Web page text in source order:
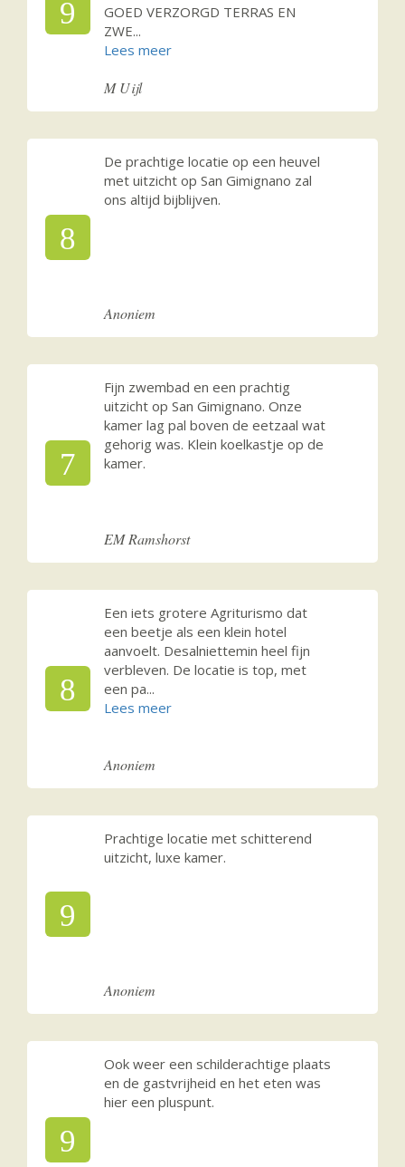
9
GOED VERZORGD TERRAS EN
ZWE...
M Uijl
8
De prachtige locatie op een heuvel
met uitzicht op San Gimignano zal
ons altijd bijblijven.
Anoniem
7
Fijn zwembad en een prachtig
uitzicht op San Gimignano. Onze
kamer lag pal boven de eetzaal wat
gehorig was. Klein koelkastje op de
kamer.
EM Ramshorst
8
Een iets grotere Agriturismo dat
een beetje als een klein hotel
aanvoelt. Desalniettemin heel fijn
verbleven. De locatie is top, met
een pa...
Anoniem
9
Prachtige locatie met schitterend
uitzicht, luxe kamer.
Anoniem
9
Ook weer een schilderachtige plaats
en de gastvrijheid en het eten was
hier een pluspunt.